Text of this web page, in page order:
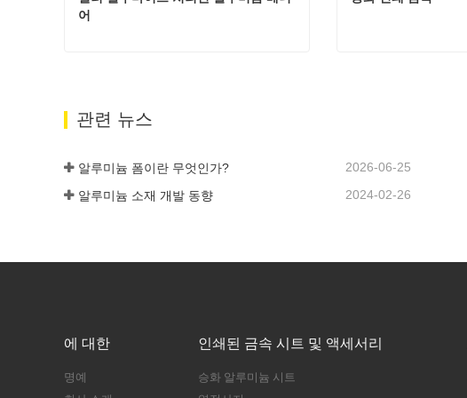
어
관련 뉴스
알루미늄 폼이란 무엇인가? 2026-06-25
알루미늄 소재 개발 동향 2024-02-26
에 대한
명예
인쇄된 금속 시트 및 액세서리
승화 알루미늄 시트